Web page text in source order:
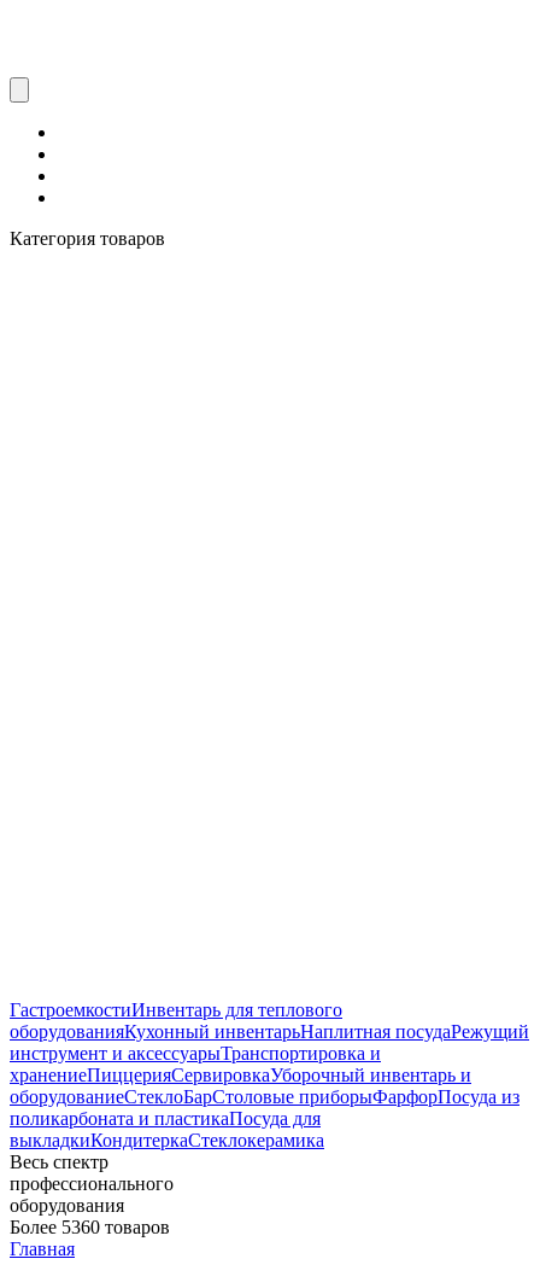
Категория товаров
ГастроемкостиИнвентарь для теплового
оборудованияКухонный инвентарьНаплитная посудаРежущий
инструмент и аксессуарыТранспортировка и
хранениеПиццерияСервировкаУборочный инвентарь и
оборудованиеСтеклоБарСтоловые приборыФарфорПосуда из
поликарбоната и пластикаПосуда для
выкладкиКондитеркаСтеклокерамика
Весь спектр
профессионального
оборудования
Более 5360 товаров
Главная